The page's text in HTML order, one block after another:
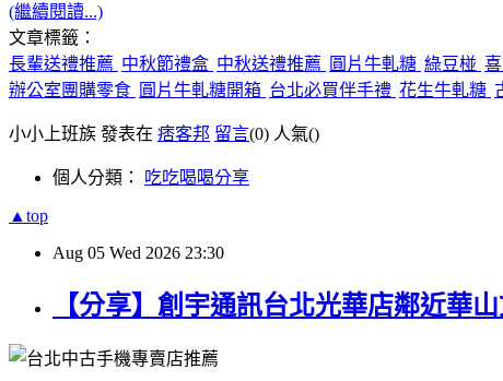
(繼續閱讀...)
文章標籤：
長輩送禮推薦 中秋節禮盒 中秋送禮推薦 圓片牛軋糖 綠豆椪
辦公室團購零食 圓片牛軋糖開箱 台北必買伴手禮 花生牛軋糖
小小上班族 發表在 痞客邦 留言(0) 人氣()
個人分類： 吃吃喝喝分享
▲top
Aug 05 Wed 2026 23:30
【分享】創宇通訊台北光華店鄰近華